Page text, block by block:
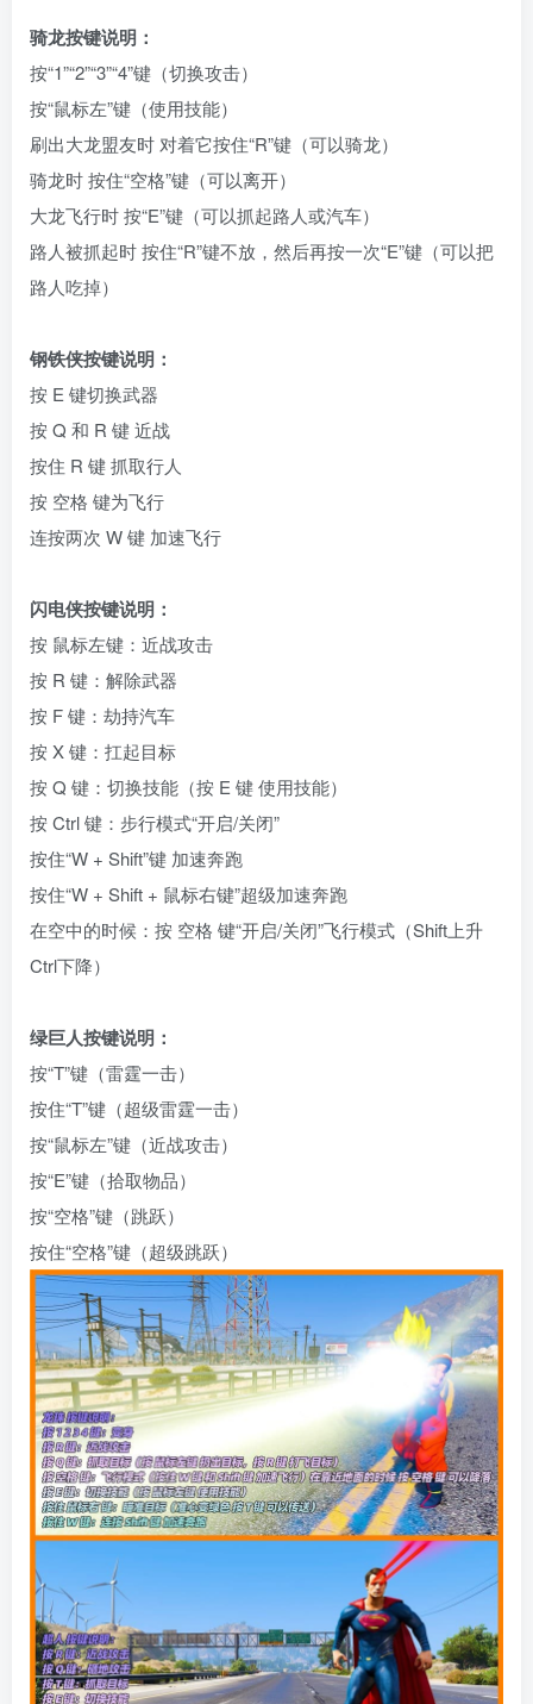
骑龙按键说明：
按“1”“2”“3”“4”键（切换攻击）
按“鼠标左”键（使用技能）
刷出大龙盟友时 对着它按住“R”键（可以骑龙）
骑龙时 按住“空格”键（可以离开）
大龙飞行时 按“E”键（可以抓起路人或汽车）
路人被抓起时 按住“R”键不放，然后再按一次“E”键（可以把
路人吃掉）
钢铁侠按键说明：
按 E 键切换武器
按 Q 和 R 键 近战
按住 R 键 抓取行人
按 空格 键为飞行
连按两次 W 键 加速飞行
闪电侠按键说明：
按 鼠标左键：近战攻击
按 R 键：解除武器
按 F 键：劫持汽车
按 X 键：扛起目标
按 Q 键：切换技能（按 E 键 使用技能）
按 Ctrl 键：步行模式“开启/关闭”
按住“W + Shift”键 加速奔跑
按住“W + Shift + 鼠标右键”超级加速奔跑
在空中的时候：按 空格 键“开启/关闭”飞行模式（Shift上升
Ctrl下降）
绿巨人按键说明：
按“T”键（雷霆一击）
按住“T”键（超级雷霆一击）
按“鼠标左”键（近战攻击）
按“E”键（拾取物品）
按“空格”键（跳跃）
按住“空格”键（超级跳跃）